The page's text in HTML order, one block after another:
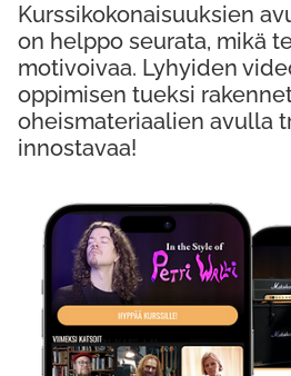
Kokeile
Kurssikokonaisuuksien
on helppo seurata, mikä
motivoivaa. Lyhyiden
oppimisen tueksi
oheismateriaalien avulla
innostavaa!